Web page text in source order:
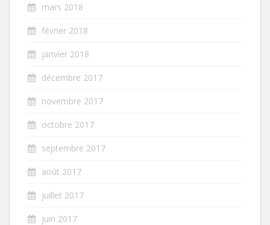
mars 2018
février 2018
janvier 2018
décembre 2017
novembre 2017
octobre 2017
septembre 2017
août 2017
juillet 2017
juin 2017